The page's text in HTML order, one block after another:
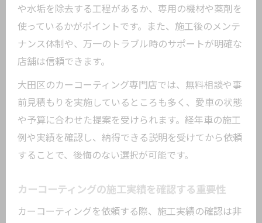
や水垢を除去する工程があるか、専用の機材や薬剤を
使っているかがポイントです。また、施工後のメンテ
ナンス体制や、万一のトラブル時のサポートが明確な
店舗は信頼できます。
大田区のカーコーティング専門店では、無料相談や事
前見積もりを実施しているところも多く、愛車の状態
や予算に合わせた提案を受けられます。経年車の施工
例や実績を確認し、納得できる説明を受けてから依頼
することで、後悔のない選択が可能です。
カーコーティングの施工実績を確認する重要性
カーコーティングを依頼する際、施工実績の確認は非